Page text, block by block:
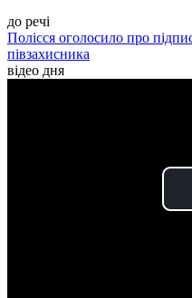
до речі
Полісся оголосило про
півзахисника
відео дня